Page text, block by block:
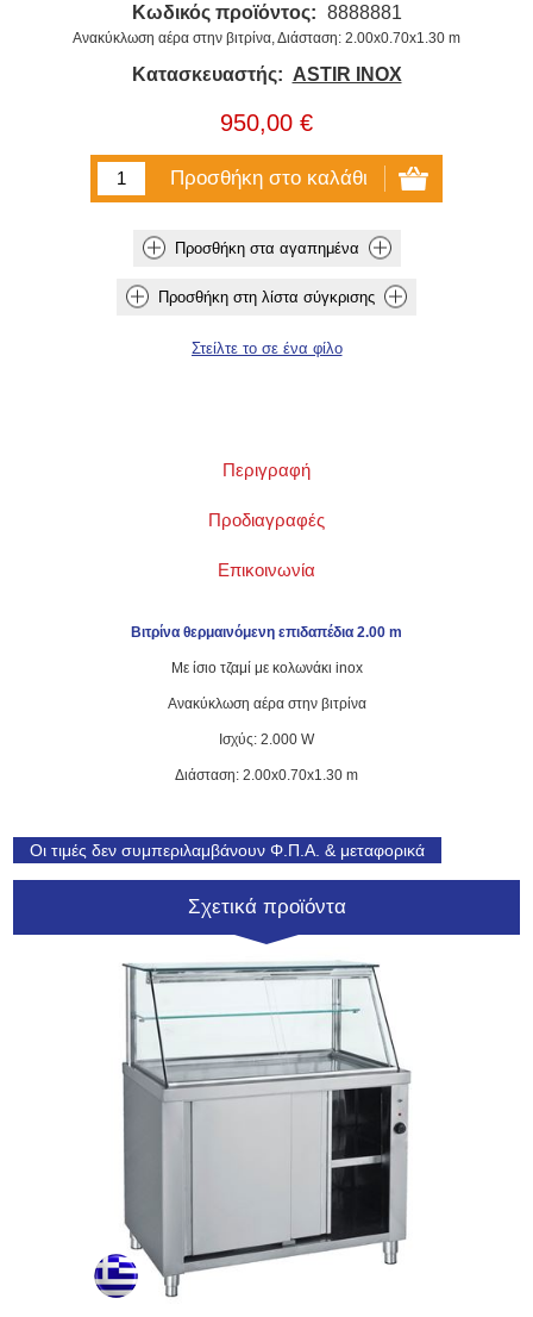
Κωδικός προϊόντος: 8888881
Ανακύκλωση αέρα στην βιτρίνα, Διάσταση: 2.00x0.70x1.30 m
Κατασκευαστής: ASTIR INOX
950,00 €
Περιγραφή
Προδιαγραφές
Επικοινωνία
Βιτρίνα θερμαινόμενη επιδαπέδια 2.00 m
Με ίσιο τζαμί με κολωνάκι inox
Ανακύκλωση αέρα στην βιτρίνα
Ισχύς: 2.000 W
Διάσταση: 2.00x0.70x1.30 m
Οι τιμές δεν συμπεριλαμβάνουν Φ.Π.Α. & μεταφορικά
Σχετικά προϊόντα